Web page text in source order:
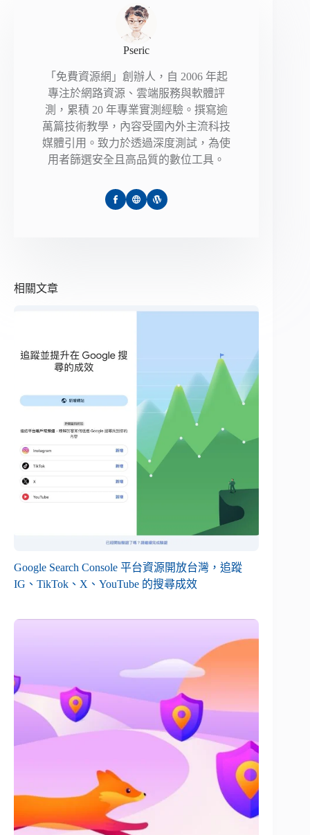
Pseric
「免費資源網」創辦人，自 2006 年起
專注於網路資源、雲端服務與軟體評
測，累積 20 年專業實測經驗。撰寫逾
萬篇技術教學，內容受國內外主流科技
媒體引用。致力於透過深度測試，為使
用者篩選安全且高品質的數位工具。
相關文章
Google Search Console 平台資源開放台灣，追蹤
IG、TikTok、X、YouTube 的搜尋成效